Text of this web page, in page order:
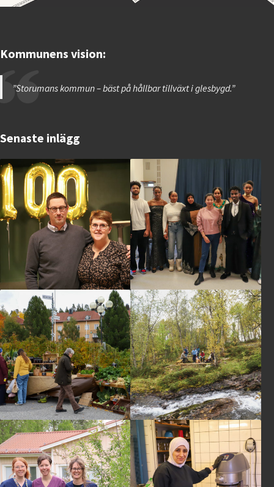
Kommunens vision:
”Storumans kommun – bäst på hållbar tillväxt i glesbygd.”
Senaste inlägg